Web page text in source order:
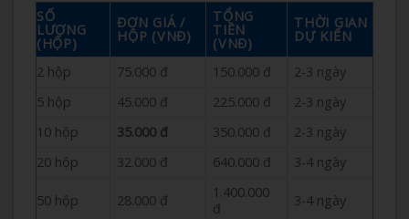
SỐ
LƯỢNG
(HỘP)
ĐƠN GIÁ /
HỘP (VNĐ)
TỔNG
TIỀN
(VNĐ)
THỜI GIAN
DỰ KIẾN
2 hộp 75.000 đ 150.000 đ
2-3 ngày
5 hộp
45.000 đ 225.000 đ
2-3 ngày
10 hộp
35.000 đ 350.000 đ
2-3 ngày
20 hộp
32.000 đ 640.000 đ 3-4 ngày
50 hộp 28.000 đ
1.400.000
đ
3-4 ngày